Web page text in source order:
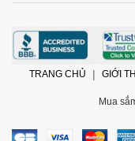
TRANG CHỦ GIỚI
Mua